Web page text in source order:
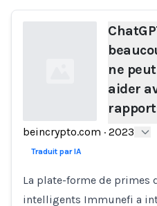
Loading...
ne
aider
beincrypto.com · 2023
Traduit par IA
La plate-forme de primes
intelligents Immunefi a